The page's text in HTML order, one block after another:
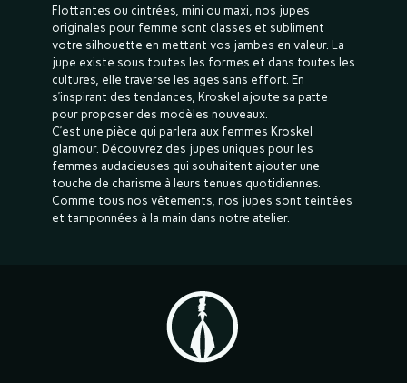
Flottantes ou cintrées, mini ou maxi, nos jupes
originales pour femme sont classes et subliment
votre silhouette en mettant vos jambes en valeur. La
jupe existe sous toutes les formes et dans toutes les
cultures, elle traverse les ages sans effort. En
s’inspirant des tendances, Kroskel ajoute sa patte
pour proposer des modèles nouveaux.
C’est une pièce qui parlera aux femmes Kroskel
glamour. Découvrez des jupes uniques pour les
femmes audacieuses qui souhaitent ajouter une
touche de charisme à leurs tenues quotidiennes.
Comme tous nos vêtements, nos jupes sont teintées
et tamponnées à la main dans notre atelier.